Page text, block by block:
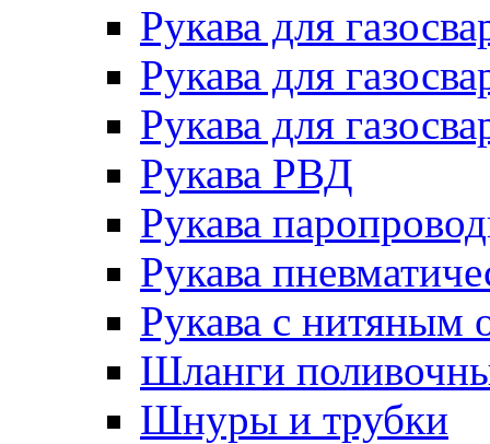
Рукава для
Рукава для
Рукава для
Рукава РВД
Рукава
Рукава
Рукава с нитяным
Шланги
Шнуры и трубки